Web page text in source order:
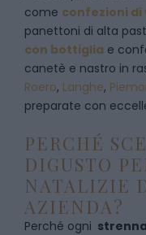
come confezioni di
panettoni di alta
con bottiglia e
canetè e nastro in
Roero, Langhe,
preparate con
PERCHÉ
DIGUSTO
NATALIZIE
AZIENDA?
Perché ogni